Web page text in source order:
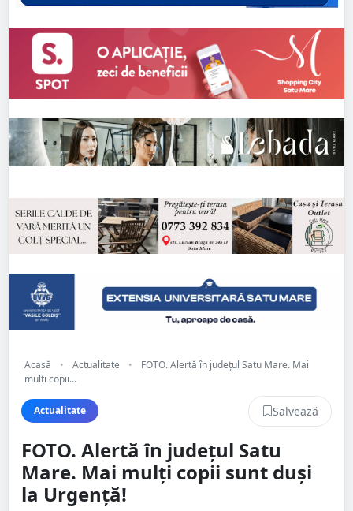
Acasă • Actualitate •
FOTO. Alertă în județul Satu Mare. Mai
mulți copii...
Actualitate Salvează
FOTO. Alertă în județul Satu
Mare. Mai mulți copii sunt duși
la Urgență!